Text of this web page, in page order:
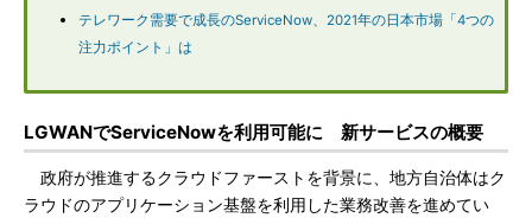
テレワーク需要で成長のServiceNow、2021年の日本市場「4つの
注力ポイント」は
LGWANでServiceNowを利用可能に 新サービスの概要
政府が推進するクラウドファーストを背景に、地方自治体はク
ラウドのアプリケーション基盤を利用した業務改善を進めてい